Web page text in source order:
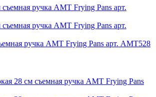
ручка AMT Frying Pans арт. AMT528